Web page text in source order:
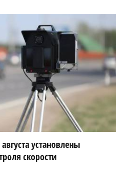
установлены
скорости